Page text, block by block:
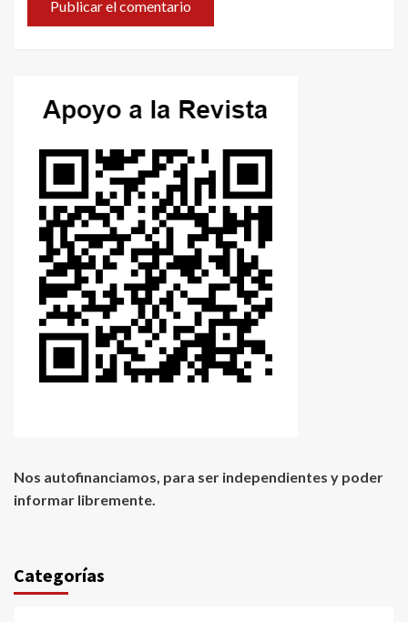
Nos autofinanciamos, para ser independientes y poder
informar libremente.
Categorías